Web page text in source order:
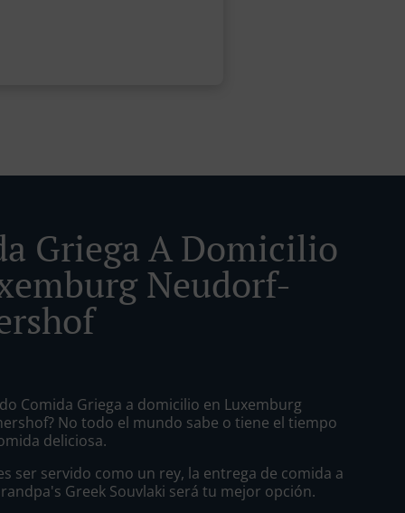
Griega A Domicilio
Neudorf-
Comida Griega a domicilio en Luxemburg
No todo el mundo sabe o tiene el tiempo
deliciosa.
ser servido como un rey, la entrega de comida a
Greek Souvlaki será tu mejor opción.